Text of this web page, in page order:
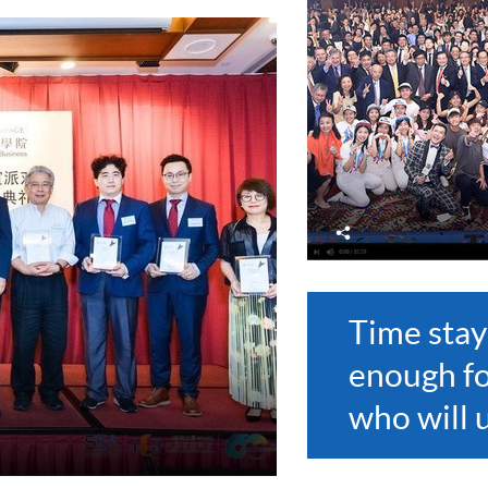
分
享
Time
enough
who will